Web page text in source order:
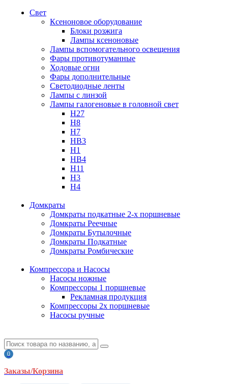
Свет
Ксеноновое оборудование
Блоки розжига
Лампы ксеноновые
Лампы вспомогательного освещения
Фары противотуманные
Ходовые огни
Фары дополнительные
Светодиодные ленты
Лампы с линзой
Лампы галогеновые в головной свет
H27
H8
H7
HB3
H1
HB4
H11
H3
H4
Домкраты
Домкраты подкатные 2-х поршневые
Домкраты Реечные
Домкраты Бутылочные
Домкраты Подкатные
Домкраты Ромбические
Компрессора и Насосы
Насосы ножные
Компрессоры 1 поршневые
Рекламная продукция
Компрессоры 2х поршневые
Насосы ручные
0
Заказы/Корзина